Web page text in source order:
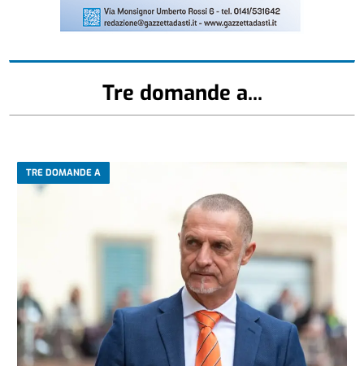
Tre domande a...
TRE DOMANDE A